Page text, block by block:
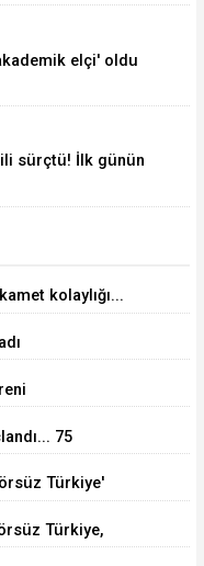
elçi' oldu
sürçtü! İlk günün
kolaylığı...
75
Türkiye'
Türkiye,